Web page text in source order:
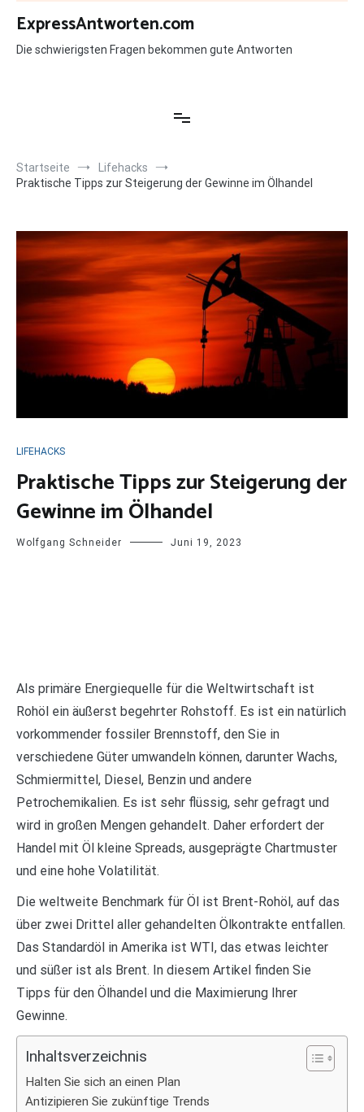
Zum
Inhalt
springen
ExpressAntworten.com
Die schwierigsten Fragen bekommen gute Antworten
Startseite
Lifehacks
Praktische Tipps zur Steigerung der Gewinne im Ölhandel
LIFEHACKS
Praktische Tipps zur Steigerung der
Gewinne im Ölhandel
Wolfgang Schneider Juni 19, 2023
Als primäre Energiequelle für die Weltwirtschaft ist
Rohöl ein äußerst begehrter Rohstoff. Es ist ein natürlich
vorkommender fossiler Brennstoff, den Sie in
verschiedene Güter umwandeln können, darunter Wachs,
Schmiermittel, Diesel, Benzin und andere
Petrochemikalien. Es ist sehr flüssig, sehr gefragt und
wird in großen Mengen gehandelt. Daher erfordert der
Handel mit Öl kleine Spreads, ausgeprägte Chartmuster
und eine hohe Volatilität.
Die weltweite Benchmark für Öl ist Brent-Rohöl, auf das
über zwei Drittel aller gehandelten Ölkontrakte entfallen.
Das Standardöl in Amerika ist WTI, das etwas leichter
und süßer ist als Brent. In diesem Artikel finden Sie
Tipps für den Ölhandel und die Maximierung Ihrer
Gewinne.
Inhaltsverzeichnis
Halten Sie sich an einen Plan
Antizipieren Sie zukünftige Trends